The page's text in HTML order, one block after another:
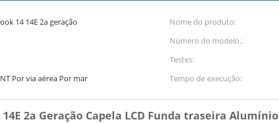
14 14E 2a geração Nome do produto:
Número do modelo.:
Testes:
Por via aérea Por mar Tempo de execução:
14E 2a Geração Capela LCD Funda traseira Alumínio